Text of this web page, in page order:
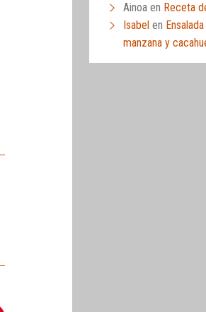
Ainoa en Receta
Isabel en
manzana y